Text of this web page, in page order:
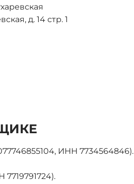
д. 14 стр. 1
ИНН 7734564846).